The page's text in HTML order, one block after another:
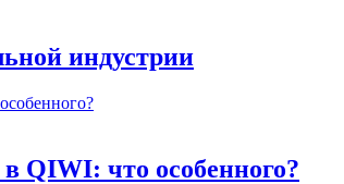
индустрии
QIWI: что особенного?